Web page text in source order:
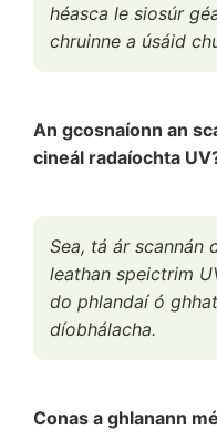
héasca le siosúr
chruinne a úsáid
An gcosnaíonn an
cineál radaíochta
Sea, tá ár scannán
leathan speictrim
do phlandaí ó
díobhálacha.
Conas a ghlanann